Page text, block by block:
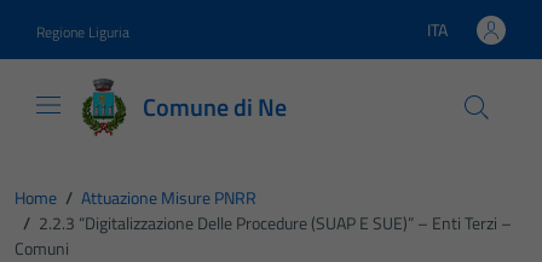
Regione Liguria Lingua attiva:
ITA
Comune di Ne
Home / Attuazione Misure PNRR
/ 2.2.3 “Digitalizzazione Delle Procedure (SUAP E SUE)” – Enti Terzi –
Comuni